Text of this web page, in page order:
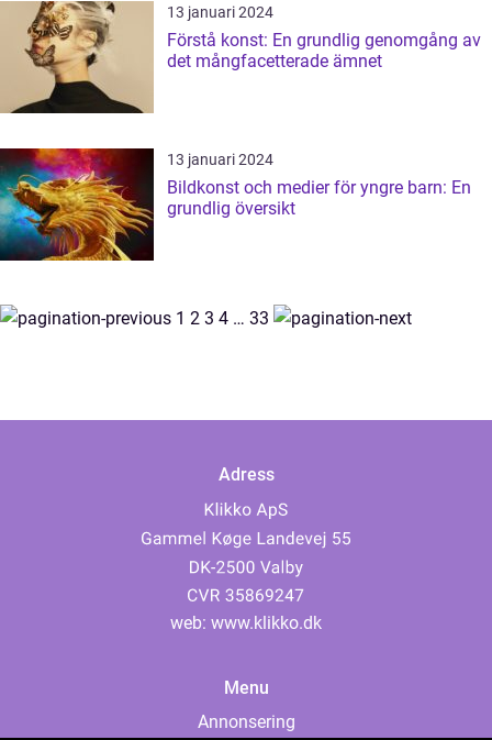
13 januari 2024
Förstå konst: En grundlig genomgång av
det mångfacetterade ämnet
13 januari 2024
Bildkonst och medier för yngre barn: En
grundlig översikt
1 2 3 4 … 33
Adress
web: www.klikko.dk
Menu
Annonsering